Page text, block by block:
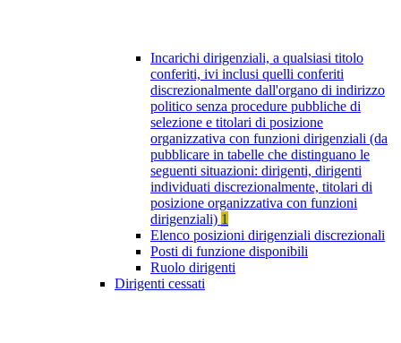
Incarichi dirigenziali, a qualsiasi titolo
conferiti, ivi inclusi quelli conferiti
discrezionalmente dall'organo di indirizzo
politico senza procedure pubbliche di
selezione e titolari di posizione
organizzativa con funzioni dirigenziali (da
pubblicare in tabelle che distinguano le
seguenti situazioni: dirigenti, dirigenti
individuati discrezionalmente, titolari di
posizione organizzativa con funzioni
dirigenziali) 1
Elenco posizioni dirigenziali discrezionali
Posti di funzione disponibili
Ruolo dirigenti
Dirigenti cessati